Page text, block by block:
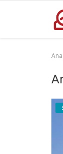
Gayrettepe